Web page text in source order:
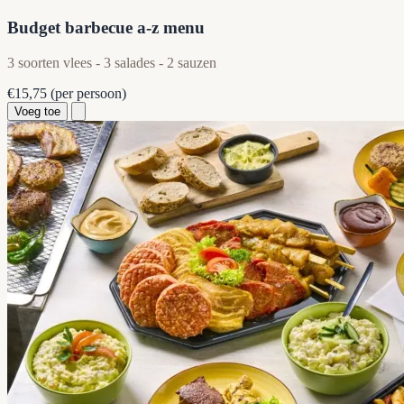
Budget barbecue a-z menu
3 soorten vlees - 3 salades - 2 sauzen
€15,75 (per persoon)
Voeg toe